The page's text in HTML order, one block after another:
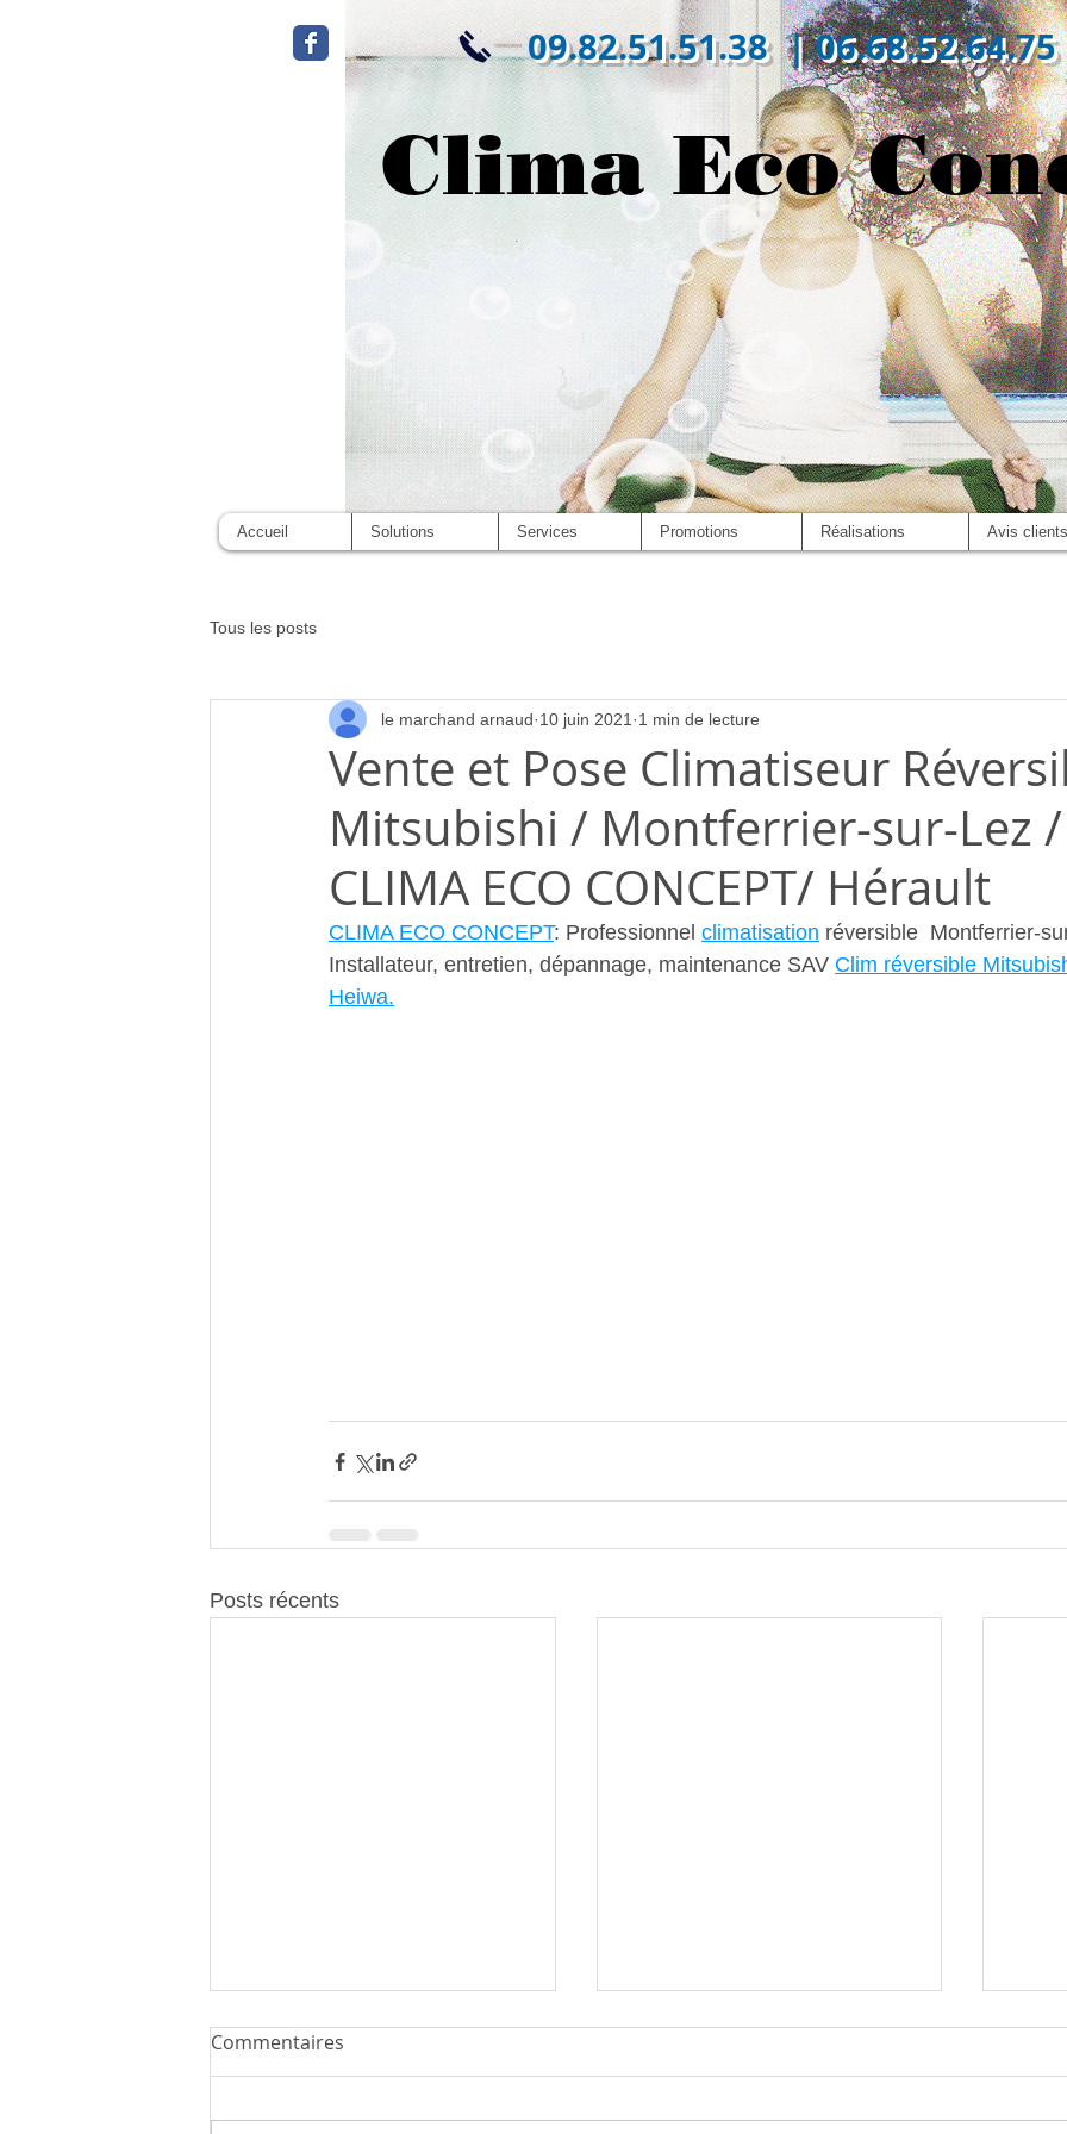
09.82.51.51.38 | 06.68.52.64.75
Clima Eco
Accueil Solutions Services Promotions Réalisations Avis clients
Tous les posts
Vente et Pose Climatiseur
Mitsubishi / Montferrier-sur-Lez /
CLIMA ECO CONCEPT/ Hérault
le marchand arnaud 10 juin 2021 1 min de lecture
CLIMA ECO CONCEPT: Professionnel climatisation réversible  Montferrier-
Installateur, entretien, dépannage, maintenance SAV Clim réversible
Heiwa.
Posts récents
Commentaires